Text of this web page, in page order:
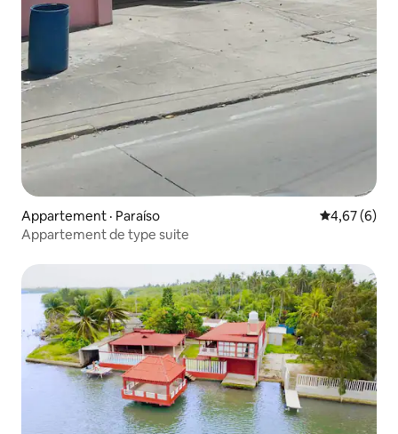
Appartement · Paraíso Note
4,67 (6)
Appartement de type suite